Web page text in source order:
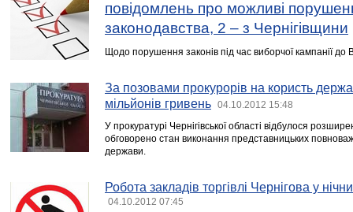
повідомлень про можливі
законодавства, 2 – з Чернігівщини
Щодо порушення законів під час виборчої кампанії до
За позовами прокурорів на користь
мільйонів гривень
04.10.2012 15:48
У прокуратурі Чернігівської області відбулося
обговорено стан виконання представницьких
держави.
Робота закладів торгівлі Чернігова у
04.10.2012 07:45